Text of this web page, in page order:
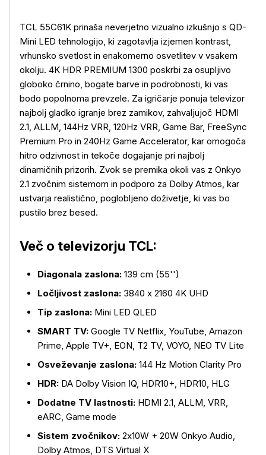
Več o izdelku
TCL 55C61K prinaša neverjetno vizualno izkušnjo s QD-
Mini LED tehnologijo, ki zagotavlja izjemen kontrast,
vrhunsko svetlost in enakomerno osvetlitev v vsakem
okolju. 4K HDR PREMIUM 1300 poskrbi za osupljivo
globoko črnino, bogate barve in podrobnosti, ki vas
bodo popolnoma prevzele. Za igričarje ponuja televizor
najbolj gladko igranje brez zamikov, zahvaljujoč HDMI
2.1, ALLM, 144Hz VRR, 120Hz VRR, Game Bar, FreeSync
Premium Pro in 240Hz Game Accelerator, kar omogoča
hitro odzivnost in tekoče dogajanje pri najbolj
dinamičnih prizorih. Zvok se premika okoli vas z Onkyo
2.1 zvočnim sistemom in podporo za Dolby Atmos, kar
ustvarja realistično, poglobljeno doživetje, ki vas bo
pustilo brez besed.
Več o televizorju TCL:
Diagonala zaslona: 139 cm (55'')
Ločljivost zaslona: 3840 x 2160 4K UHD
Tip zaslona: Mini LED QLED
SMART TV: Google TV Netflix, YouTube, Amazon
Prime, Apple TV+, EON, T2 TV, VOYO, NEO TV Lite
Osveževanje zaslona: 144 Hz Motion Clarity Pro
HDR: DA Dolby Vision IQ, HDR10+, HDR10, HLG
Dodatne TV lastnosti: HDMI 2.1, ALLM, VRR,
eARC, Game mode
Sistem zvočnikov: 2x10W + 20W Onkyo Audio,
Dolby Atmos, DTS Virtual X